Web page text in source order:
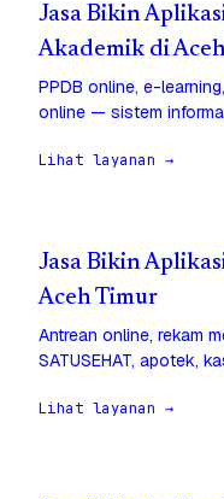
Jasa Bikin
Akademik di
PPDB online, e-
online — sistem
Lihat layanan →
Jasa Bikin
Aceh Timur
Antrean online, rekam
SATUSEHAT, apotek,
Lihat layanan →